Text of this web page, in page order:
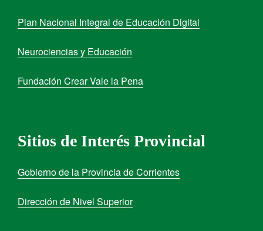
Plan Nacional Integral de Educación Digital
Neurociencias y Educación
Fundación Crear Vale la Pena
Sitios de Interés Provincial
Gobierno de la Provincia de Corrientes
Dirección de Nivel Superior